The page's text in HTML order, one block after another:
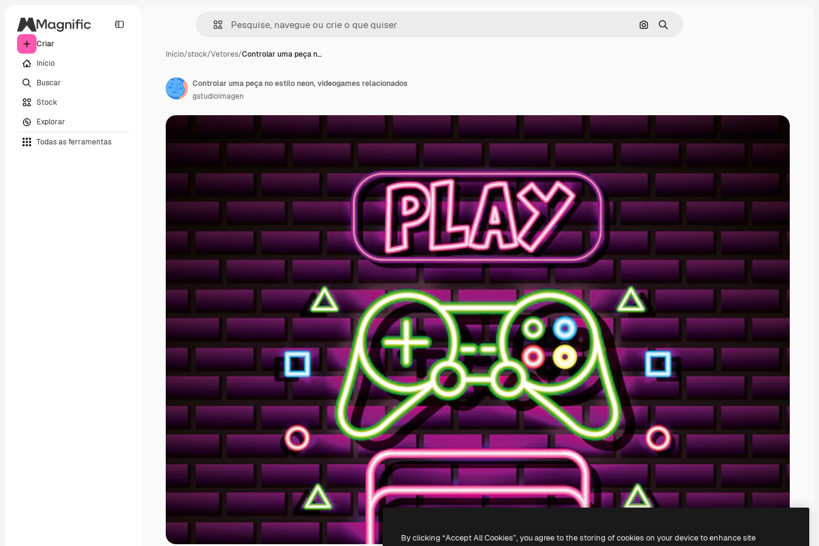
Criar
Início
Buscar
Stock
Explorar
Todas as ferramentas
Pesquisar por imagem
Buscar
Início/stock/Vetores/Controlar uma peça n…
Controlar uma peça no estilo neon, videogames relacionados
gstudioimagen
By clicking “Accept All Cookies”, you agree to the storing of cookies on your device to enhance site